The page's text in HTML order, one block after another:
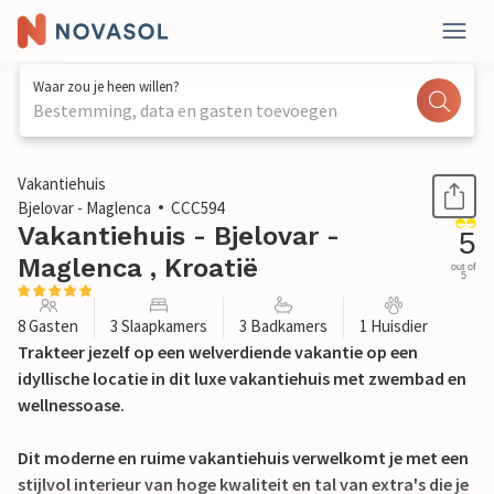
Waar zou je heen willen?
Bestemming, data en gasten toevoegen
1 / 36
Vakantiehuis
Bjelovar - Maglenca
CCC594
Vakantiehuis - Bjelovar -
Maglenca , Kroatië
5
out of
5
8 Gasten 3 Slaapkamers 3 Badkamers 1 Huisdier
Trakteer jezelf op een welverdiende vakantie op een
idyllische locatie in dit luxe vakantiehuis met zwembad en
wellnessoase.
Dit moderne en ruime vakantiehuis verwelkomt je met een
stijlvol interieur van hoge kwaliteit en tal van extra's die je